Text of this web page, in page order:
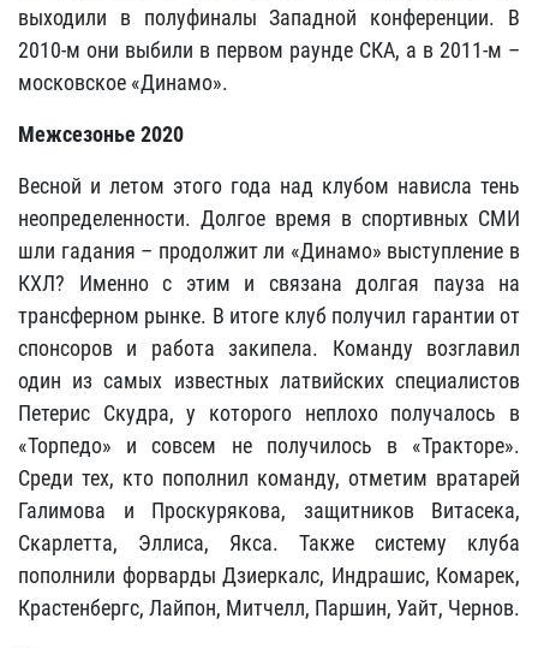
выходили в полуфиналы Западной конференции. В
2010-м они выбили в первом раунде СКА, а в 2011-м –
московское «Динамо».
Межсезонье 2020
Весной и летом этого года над клубом нависла тень
неопределенности. Долгое время в спортивных СМИ
шли гадания – продолжит ли «Динамо» выступление в
КХЛ? Именно с этим и связана долгая пауза на
трансферном рынке. В итоге клуб получил гарантии от
спонсоров и работа закипела. Команду возглавил
один из самых известных латвийских специалистов
Петерис Скудра, у которого неплохо получалось в
«Торпедо» и совсем не получилось в «Тракторе».
Среди тех, кто пополнил команду, отметим вратарей
Галимова и Проскурякова, защитников Витасека,
Скарлетта, Эллиса, Якса. Также систему клуба
пополнили форварды Дзиеркалс, Индрашис, Комарек,
Крастенбергс, Лайпон, Митчелл, Паршин, Уайт, Чернов.